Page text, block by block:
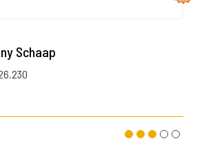
Schaap